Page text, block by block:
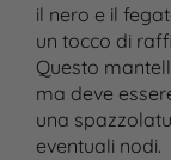
il nero e il
un tocco di
Questo
ma deve
una
eventuali nodi.